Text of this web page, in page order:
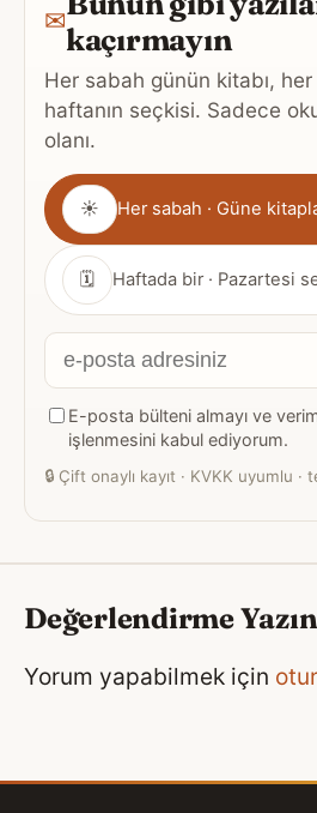
✉kaçırmayın
Her sabah günün kitabı,
haftanın seçkisi. Sadece
olanı.
Gönderim
sıklığı
☀ Her sabah · Güne
🗓 Haftada bir · Pazartesi
E-
posta
adresiniz
E-posta bülteni almayı ve
işlenmesini kabul ediyorum.
🔒 Çift onaylı kayıt · KVKK uyumlu ·
Değerlendirme Yazın
Yorum yapabilmek için